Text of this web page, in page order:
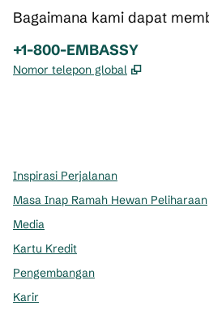
Bagaimana kami dapat
Telepon:
+1-800-EMBASSY
Nomor telepon global ,
Inspirasi Perjalanan
Masa Inap Ramah Hewan Peliharaan
Media
Kartu Kredit
Pengembangan
Karir